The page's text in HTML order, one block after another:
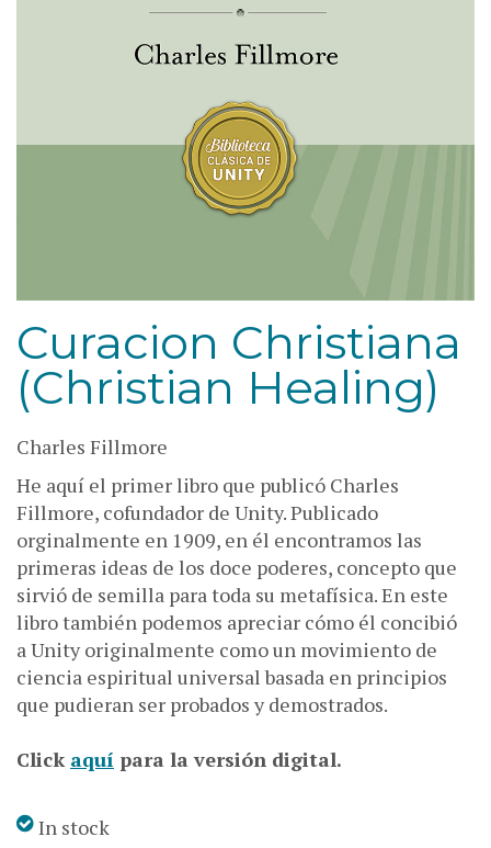
Curacion Christiana
(Christian Healing)
Charles Fillmore
He aquí el primer libro que publicó Charles
Fillmore, cofundador de Unity. Publicado
orginalmente en 1909, en él encontramos las
primeras ideas de los doce poderes, concepto que
sirvió de semilla para toda su metafísica. En este
libro también podemos apreciar cómo él concibió
a Unity originalmente como un movimiento de
ciencia espiritual universal basada en principios
que pudieran ser probados y demostrados.
Click aquí para la versión digital.
In stock